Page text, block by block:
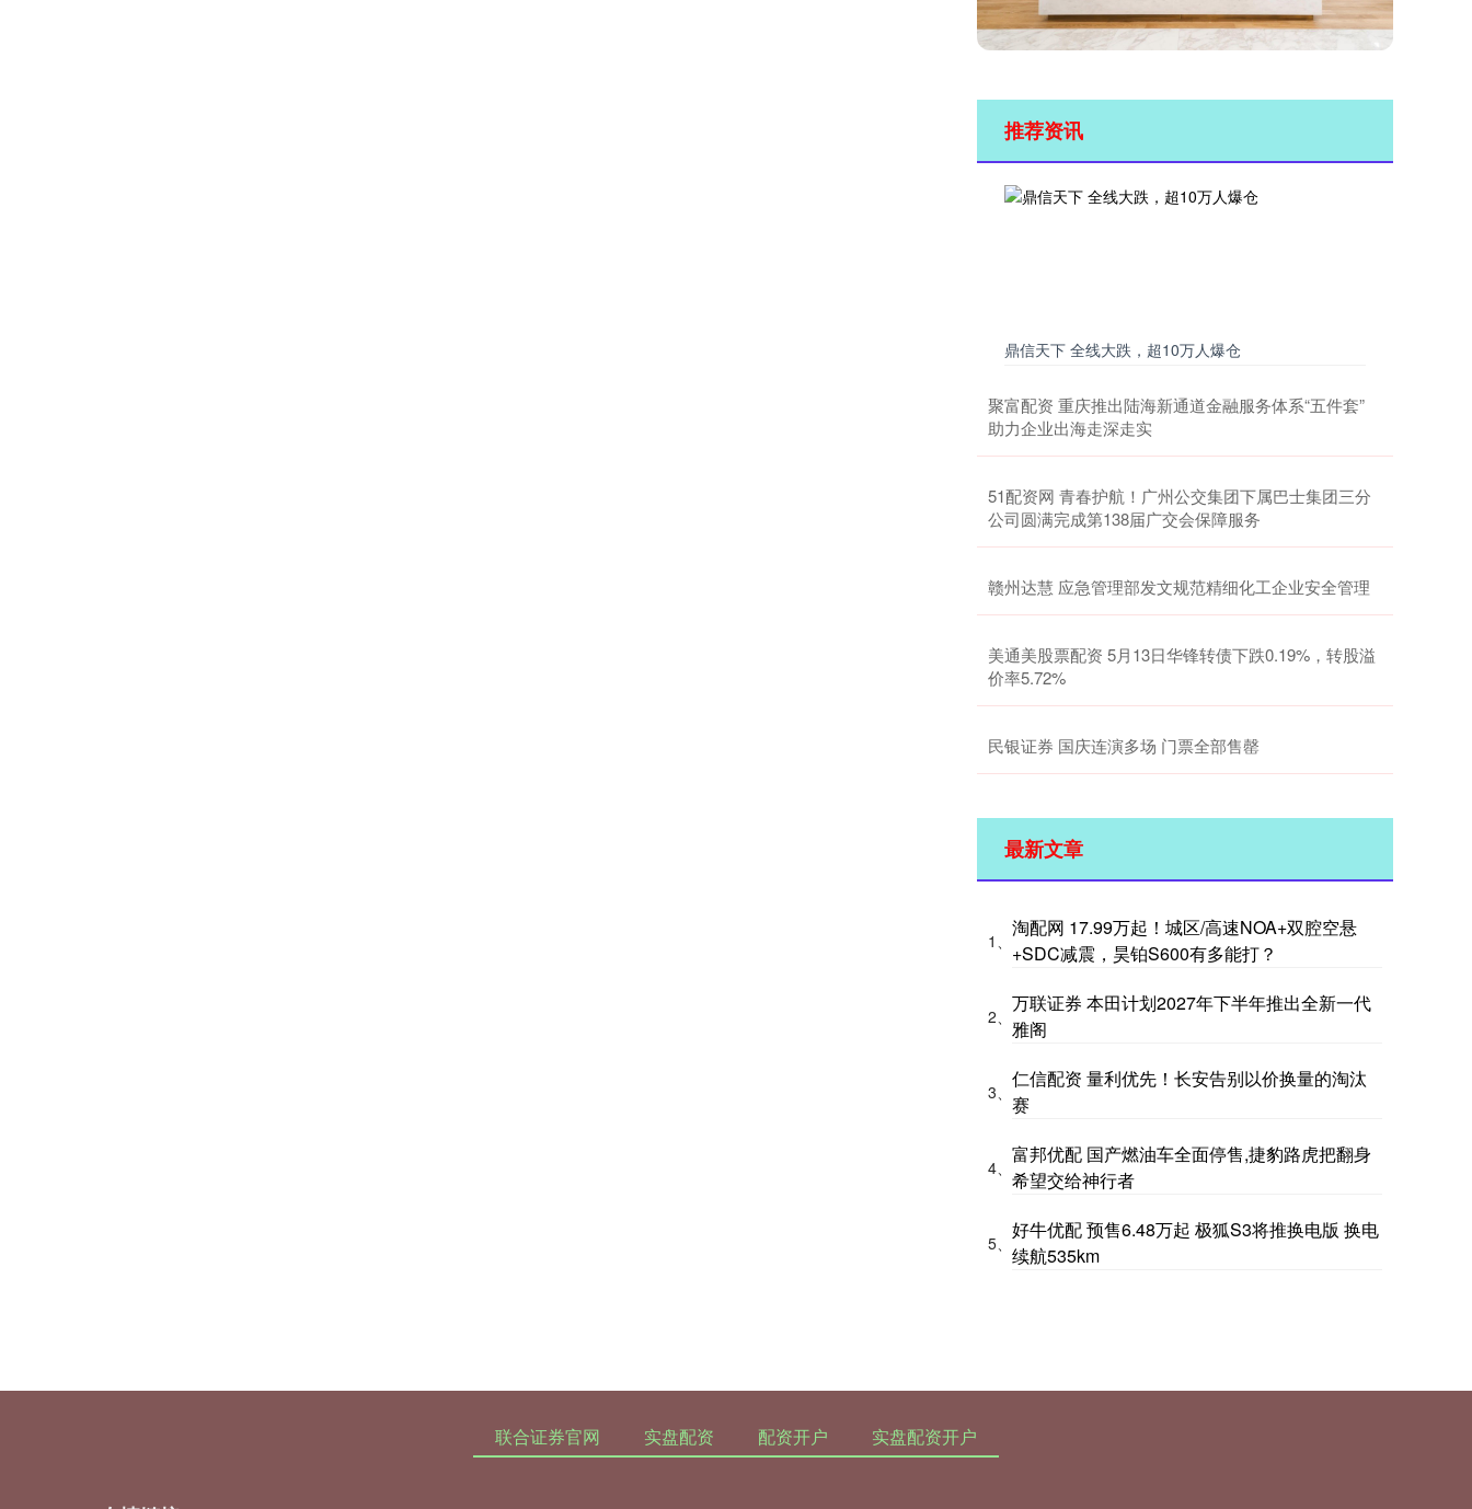
推荐资讯
鼎信天下 全线大跌，超10万人爆仓
聚富配资 重庆推出陆海新通道金融服务体系“五件套”
助力企业出海走深走实
51配资网 青春护航！广州公交集团下属巴士集团三分
公司圆满完成第138届广交会保障服务
赣州达慧 应急管理部发文规范精细化工企业安全管理
美通美股票配资 5月13日华锋转债下跌0.19%，转股溢
价率5.72%
民银证券 国庆连演多场 门票全部售罄
最新文章
1、
淘配网 17.99万起！城区/高速NOA+双腔空悬
+SDC减震，昊铂S600有多能打？
2、
万联证券 本田计划2027年下半年推出全新一代
雅阁
3、
仁信配资 量利优先！长安告别以价换量的淘汰
赛
4、
富邦优配 国产燃油车全面停售,捷豹路虎把翻身
希望交给神行者
5、
好牛优配 预售6.48万起 极狐S3将推换电版 换电
续航535km
联合证券官网 实盘配资 配资开户 实盘配资开户